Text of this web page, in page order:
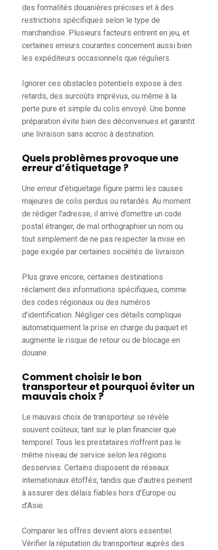
des formalités douanières précises et à des
restrictions spécifiques selon le type de
marchandise. Plusieurs facteurs entrent en jeu, et
certaines erreurs courantes concernent aussi bien
les expéditeurs occasionnels que réguliers.
Ignorer ces obstacles potentiels expose à des
retards, des surcoûts imprévus, ou même à la
perte pure et simple du colis envoyé. Une bonne
préparation évite bien des déconvenues et garantit
une livraison sans accroc à destination.
Quels problèmes provoque une
erreur d’étiquetage ?
Une erreur d’étiquetage figure parmi les causes
majeures de colis perdus ou retardés. Au moment
de rédiger l’adresse, il arrive d’omettre un code
postal étranger, de mal orthographier un nom ou
tout simplement de ne pas respecter la mise en
page exigée par certaines sociétés de livraison.
Plus grave encore, certaines destinations
réclament des informations spécifiques, comme
des codes régionaux ou des numéros
d’identification. Négliger ces détails complique
automatiquement la prise en charge du paquet et
augmente le risque de retour ou de blocage en
douane.
Comment choisir le bon
transporteur et pourquoi éviter un
mauvais choix ?
Le mauvais choix de transporteur se révèle
souvent coûteux, tant sur le plan financier que
temporel. Tous les prestataires n’offrent pas le
même niveau de service selon les régions
desservies. Certains disposent de réseaux
internationaux étoffés, tandis que d’autres peinent
à assurer des délais fiables hors d’Europe ou
d’Asie.
Comparer les offres devient alors essentiel.
Vérifier la réputation du transporteur auprès des